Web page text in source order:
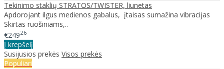
Tekinimo staklių STRATOS/TWISTER, liunetas
Apdorojant ilgus medienos gabalus, įtaisas sumažina vibracijas
Skirtas ruošiniams,..
€24926
Į krepšelį
Susijusios prekės Visos prekės
Populiari